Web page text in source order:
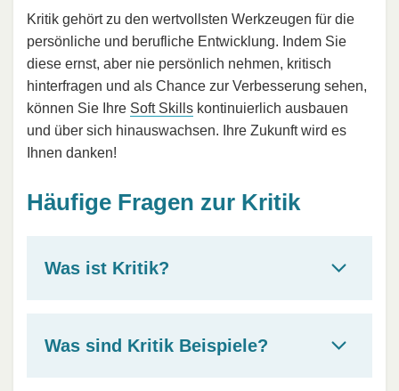
Kritik gehört zu den wertvollsten Werkzeugen für die
persönliche und berufliche Entwicklung. Indem Sie
diese ernst, aber nie persönlich nehmen, kritisch
hinterfragen und als Chance zur Verbesserung sehen,
können Sie Ihre Soft Skills kontinuierlich ausbauen
und über sich hinauswachsen. Ihre Zukunft wird es
Ihnen danken!
Häufige Fragen zur Kritik
Was ist Kritik?
Was sind Kritik Beispiele?